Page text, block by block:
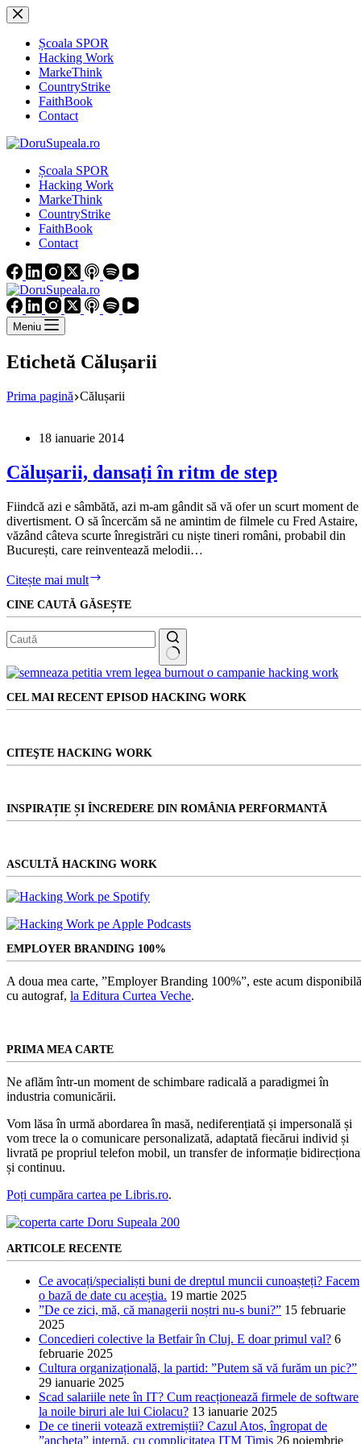
Sari
la
conținutȘcoala SPOR
Hacking Work
MarkeThink
CountryStrike
FaithBook
Contact
Școala SPOR
Hacking Work
MarkeThink
CountryStrike
FaithBook
Contact
Meniu
Etichetă Călușarii
Prima pagină Călușarii
18 ianuarie 2014
Călușarii, dansați în ritm de step
Fiindcă azi e sâmbătă, azi m-am gândit să vă ofer un scurt moment de
divertisment. O să încercăm să ne amintim de filmele cu Fred Astaire,
văzând câteva scurte înregistrări cu niște tineri români, probabil din
București, care reinventează melodii…
Citește mai mult
în
ritm
de
step
CINE CAUTĂ GĂSEȘTE
Niciun
CEL MAI RECENT EPISOD HACKING WORK
CITEŞTE HACKING WORK
INSPIRAȚIE ȘI ÎNCREDERE DIN ROMÂNIA PERFORMANTĂ
ASCULTĂ HACKING WORK
EMPLOYER BRANDING 100%
A doua mea carte, ”Employer Branding 100%”, este acum
cu autograf, la Editura Curtea Veche.
PRIMA MEA CARTE
Ne aflăm într-un moment de schimbare radicală a paradigmei în
industria comunicării.
Vom lăsa în urmă abordarea în masă, nediferențiată și impersonală și
vom trece la o comunicare personalizată, adaptată fiecărui individ și
livrată pe propriul telefon mobil, un transfer de informație
și continuu.
Poți cumpăra cartea pe Libris.ro.
ARTICOLE RECENTE
Ce avocați/specialiști buni de dreptul muncii cunoașteți? Facem
o bază de date cu aceștia. 19 martie 2025
”De ce zici, mă, că managerii noștri nu-s buni?” 15 februarie
2025
Concedieri colective la Betfair în Cluj. E doar primul val? 6
februarie 2025
Cultura organizațională, la partid: ”Putem să vă furăm un pic?”
29 ianuarie 2025
Scad salariile nete în IT? Cum reacționează firmele de software
la noile biruri ale lui Ciolacu? 13 ianuarie 2025
De ce tinerii votează extremiștii? Cazul Atos, îngropat de
”ancheta” internă, cu complicitatea ITM Timiș 26 noiembrie